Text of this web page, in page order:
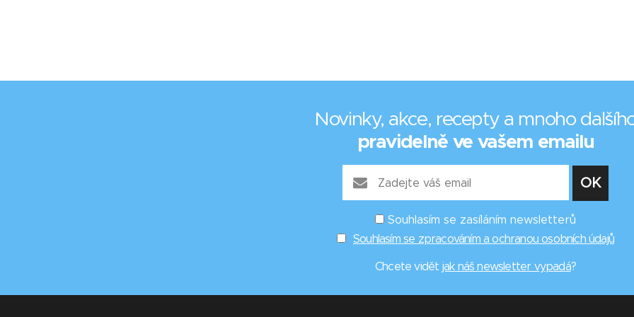
Novinky, akce, recepty a mnoho
pravidelně ve vašem emailu
Souhlasím se zasíláním newsletterů
Souhlasím se zpracováním a ochranou osobních údajů
Chcete vidět jak náš newsletter vypadá?